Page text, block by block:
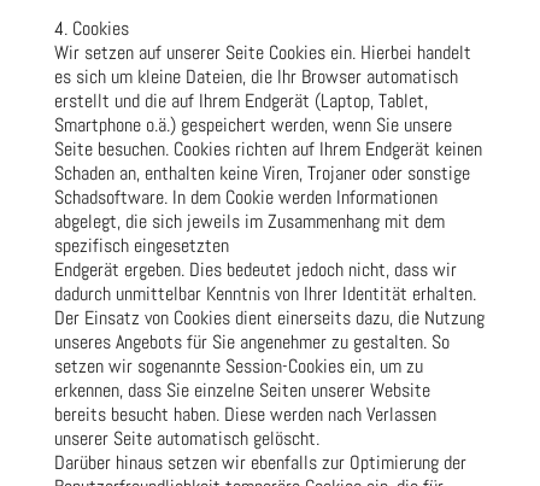
4. Cookies
Wir setzen auf unserer Seite Cookies ein. Hierbei handelt
es sich um kleine Dateien, die Ihr Browser automatisch
erstellt und die auf Ihrem Endgerät (Laptop, Tablet,
Smartphone o.ä.) gespeichert werden, wenn Sie unsere
Seite besuchen. Cookies richten auf Ihrem Endgerät keinen
Schaden an, enthalten keine Viren, Trojaner oder sonstige
Schadsoftware. In dem Cookie werden Informationen
abgelegt, die sich jeweils im Zusammenhang mit dem
spezifisch eingesetzten
Endgerät ergeben. Dies bedeutet jedoch nicht, dass wir
dadurch unmittelbar Kenntnis von Ihrer Identität erhalten.
Der Einsatz von Cookies dient einerseits dazu, die Nutzung
unseres Angebots für Sie angenehmer zu gestalten. So
setzen wir sogenannte Session-Cookies ein, um zu
erkennen, dass Sie einzelne Seiten unserer Website
bereits besucht haben. Diese werden nach Verlassen
unserer Seite automatisch gelöscht.
Darüber hinaus setzen wir ebenfalls zur Optimierung der